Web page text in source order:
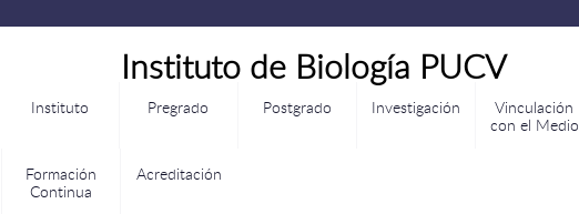
Instituto de Biología PUCV
Instituto Pregrado Postgrado Investigación
Vinculación
con el Medio
Formación
Continua
Acreditación